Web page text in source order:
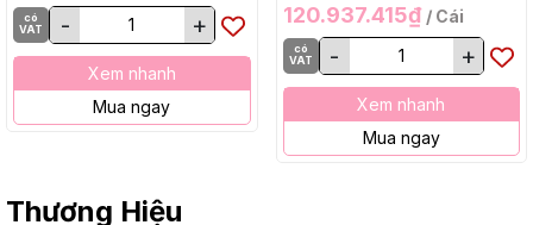
có
VAT
- +
Xem nhanh
Mua ngay
120.937.415₫ / Cái
có
VAT
- +
Xem nhanh
Mua ngay
Thương Hiệu